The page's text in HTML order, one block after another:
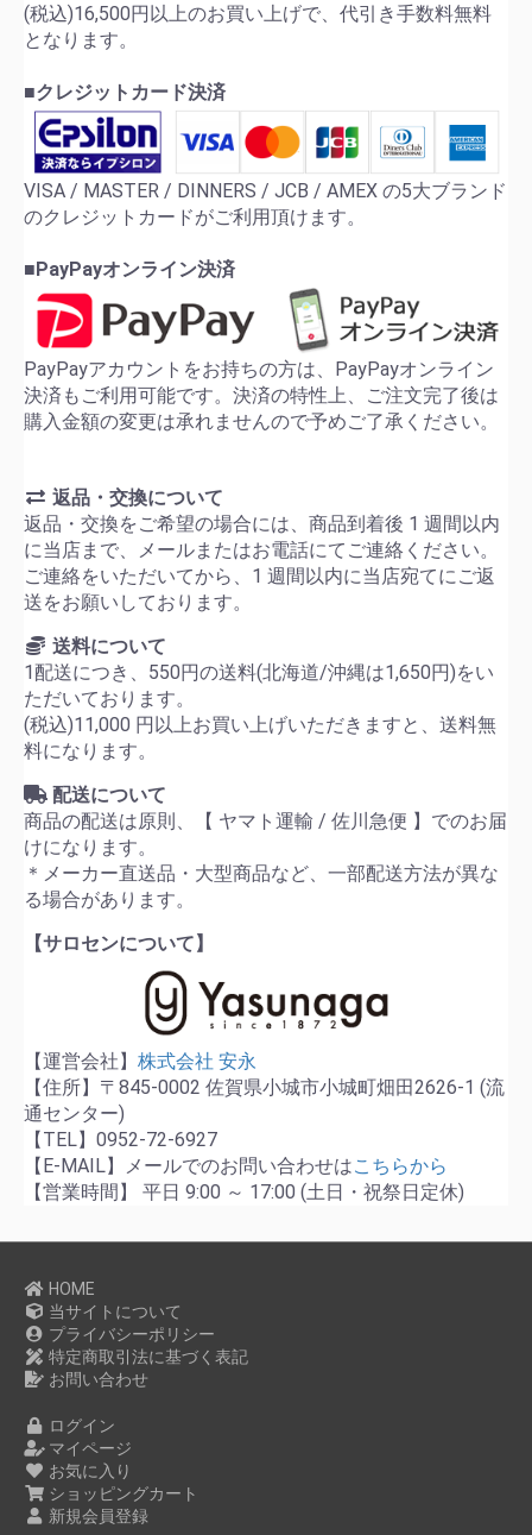
(税込)16,500円以上のお買い上げで、代引き手数料無料
となります。
■クレジットカード決済
VISA / MASTER / DINNERS / JCB / AMEX の5大ブランド
のクレジットカードがご利用頂けます。
■PayPayオンライン決済
PayPayアカウントをお持ちの方は、PayPayオンライン
決済もご利用可能です。決済の特性上、ご注文完了後は
購入金額の変更は承れませんので予めご了承ください。
返品・交換について
返品・交換をご希望の場合には、商品到着後 1 週間以内
に当店まで、メールまたはお電話にてご連絡ください。
ご連絡をいただいてから、1 週間以内に当店宛てにご返
送をお願いしております。
送料について
1配送につき、550円の送料(北海道/沖縄は1,650円)をい
ただいております。
(税込)11,000 円以上お買い上げいただきますと、送料無
料になります。
配送について
商品の配送は原則、【 ヤマト運輸 / 佐川急便 】でのお届
けになります。
＊メーカー直送品・大型商品など、一部配送方法が異な
る場合があります。
【サロセンについて】
【運営会社】 株式会社 安永
【住所】〒845-0002 佐賀県小城市小城町畑田2626-1 (流
通センター)
【TEL】0952-72-6927
【E-MAIL】メールでのお問い合わせはこちらから
【営業時間】 平日 9:00 ～ 17:00 (土日・祝祭日定休)
HOME
当サイトについて
プライバシーポリシー
特定商取引法に基づく表記
お問い合わせ
ログイン
マイページ
お気に入り
ショッピングカート
新規会員登録